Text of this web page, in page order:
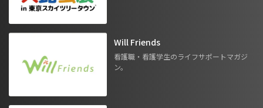
Will Friends
看護職・看護学生のライフサポートマガジ
ン。